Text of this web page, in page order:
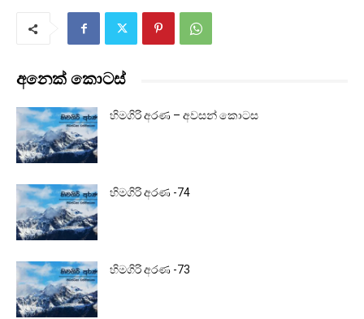
අනෙක් කොටස්
හිමගිරි අරණ – අවසන් කොටස
හිමගිරි අරණ -74
හිමගිරි අරණ -73